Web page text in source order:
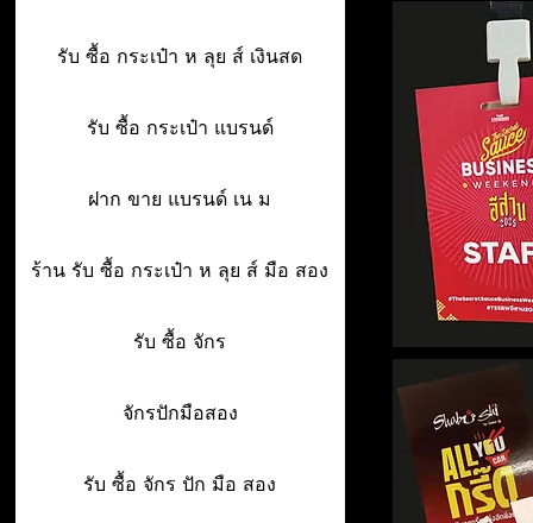
รับ ซื้อ กระเป๋า ห ลุย ส์ เงินสด
รับ ซื้อ กระเป๋า แบรนด์
ฝาก ขาย แบรนด์ เน ม
ร้าน รับ ซื้อ กระเป๋า ห ลุย ส์ มือ สอง
รับ ซื้อ จักร
จักรปักมือสอง
รับ ซื้อ จักร ปัก มือ สอง